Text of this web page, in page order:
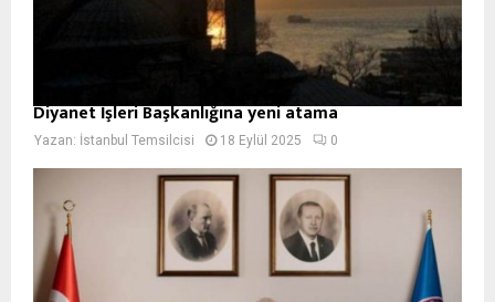
Diyanet İşleri Başkanlığına yeni atama
Yazan: İstanbul Temsilcisi 18 Eylül 2025 0